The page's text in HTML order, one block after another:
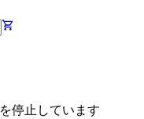
停止しています